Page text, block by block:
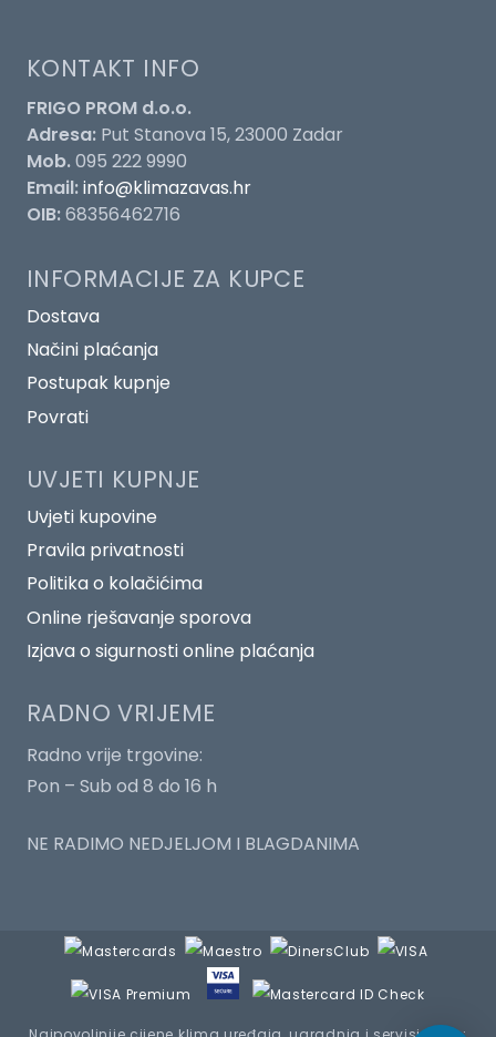
KONTAKT INFO
FRIGO PROM d.o.o.
Adresa: Put Stanova 15, 23000 Zadar
Mob.095 222 9990
Email:info@klimazavas.hr
OIB:68356462716
INFORMACIJE ZA KUPCE
Dostava
Načini plaćanja
Postupak kupnje
Povrati
UVJETI KUPNJE
Uvjeti kupovine
Pravila privatnosti
Politika o kolačićima
Online rješavanje sporova
Izjava o sigurnosti online plaćanja
RADNO VRIJEME
Radno vrije trgovine:
Pon – Sub od 8 do 16 h
NE RADIMO NEDJELJOM I BLAGDANIMA